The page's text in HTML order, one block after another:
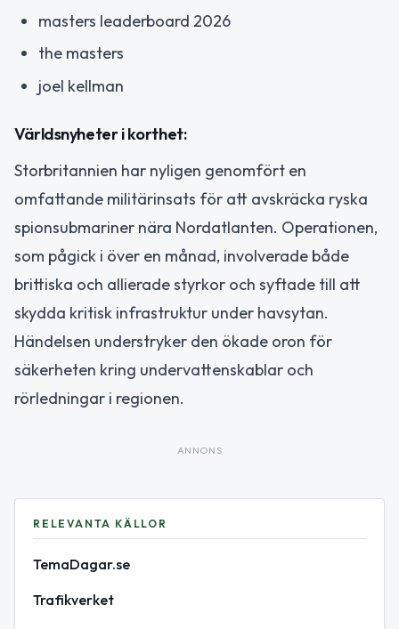
masters leaderboard 2026
the masters
joel kellman
Världsnyheter i korthet:
Storbritannien har nyligen genomfört en
omfattande militärinsats för att avskräcka ryska
spionsubmariner nära Nordatlanten. Operationen,
som pågick i över en månad, involverade både
brittiska och allierade styrkor och syftade till att
skydda kritisk infrastruktur under havsytan.
Händelsen understryker den ökade oron för
säkerheten kring undervattenskablar och
rörledningar i regionen.
ANNONS
RELEVANTA KÄLLOR
TemaDagar.se
Trafikverket